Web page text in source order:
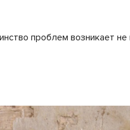
проблем возникает не